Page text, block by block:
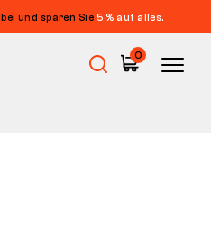
bei und sparen Sie 5 % auf alles.
0